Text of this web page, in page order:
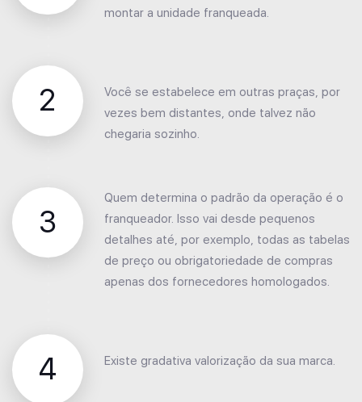
montar a unidade franqueada.
2
Você se estabelece em outras praças, por
vezes bem distantes, onde talvez não
chegaria sozinho.
3
Quem determina o padrão da operação é o
franqueador. Isso vai desde pequenos
detalhes até, por exemplo, todas as tabelas
de preço ou obrigatoriedade de compras
apenas dos fornecedores homologados.
4 Existe gradativa valorização da sua marca.